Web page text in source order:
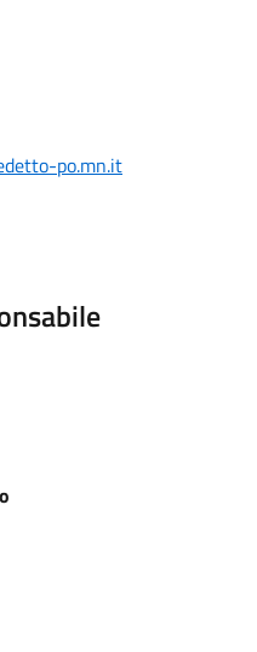
po.mn.it